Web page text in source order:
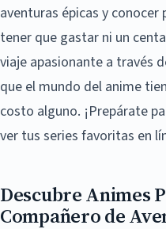
aventuras épicas y
tener que gastar ni un
viaje apasionante a través
que el mundo del anime
costo alguno. ¡Prepárate
ver tus series favoritas en
Descubre Animes
Compañero de